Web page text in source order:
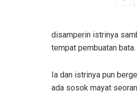
disamperin istrinya
tempat pembuatan bata.
Ia dan istrinya pun
ada sosok mayat